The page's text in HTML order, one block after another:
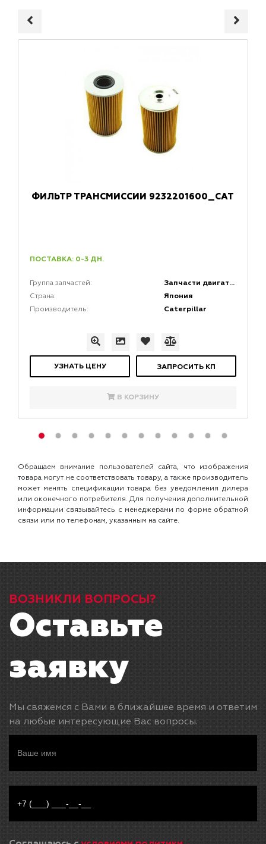
ФИЛЬТР ТРАНСМИССИИ 9232201600_CAT
ПОСТАВКА: 0-3 ДН.
Группа запчастей: Запчасти двигателей
Страна: Япония
Производитель: Caterpillar
УЗНАТЬ ЦЕНУ ЗАПРОСИТЬ КП
В КОРЗИНУ
Обращаем внимание пользователей сайта, что изображения
товара могут не соответствовать товару, а также производитель
может менять спецификации товара без уведомления дилера
или оконечного потребителя. Для получения дополнительной
информации связывайтесь с менеджерами по форме обратной
связи или по телефонам, указанным на сайте.
ВОЗНИКЛИ ВОПРОСЫ?
Оставьте
заявку
Мы свяжемся с Вами в ближайшее время и ответим
на любые интересующие Вас вопросы.